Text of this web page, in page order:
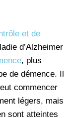
et de
d’Alzheimer
, plus
de démence. Il
commencer
légers, mais
sont atteintes